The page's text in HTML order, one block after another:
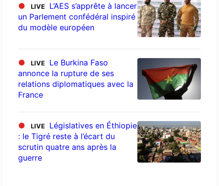
● LIVE
L’AES s’apprête à lancer
un Parlement confédéral inspiré
du modèle européen
● LIVE
Le Burkina Faso
annonce la rupture de ses
relations diplomatiques avec la
France
● LIVE
Législatives en Éthiopie
: le Tigré reste à l’écart du
scrutin quatre ans après la
guerre